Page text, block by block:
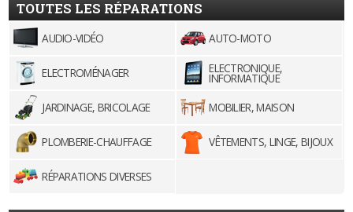
TOUTES LES RÉPARATIONS
AUDIO-VIDÉO AUTO-MOTO
ELECTROMÉNAGER ELECTRONIQUE,
INFORMATIQUE
JARDINAGE, BRICOLAGE
MOBILIER, MAISON
PLOMBERIE-CHAUFFAGE VÊTEMENTS, LINGE, BIJOUX
RÉPARATIONS DIVERSES